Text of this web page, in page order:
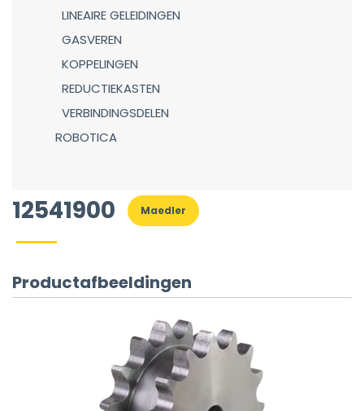
LINEAIRE GELEIDINGEN
GASVEREN
KOPPELINGEN
REDUCTIEKASTEN
VERBINDINGSDELEN
ROBOTICA
12541900 Maedler
Productafbeeldingen